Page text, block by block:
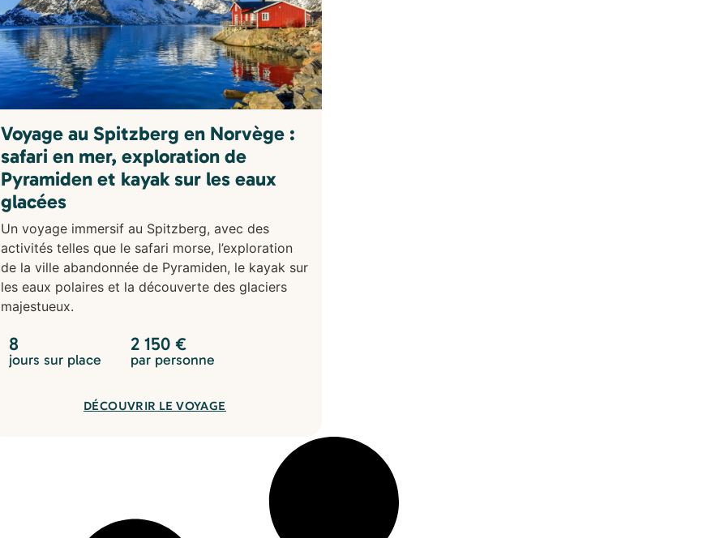
Voyage au Spitzberg en Norvège :
safari en mer, exploration de
Pyramiden et kayak sur les eaux
glacées
Un voyage immersif au Spitzberg, avec des
activités telles que le safari morse, l’exploration
de la ville abandonnée de Pyramiden, le kayak sur
les eaux polaires et la découverte des glaciers
majestueux.
8
jours sur place
2 150 €
par personne
DÉCOUVRIR LE VOYAGE